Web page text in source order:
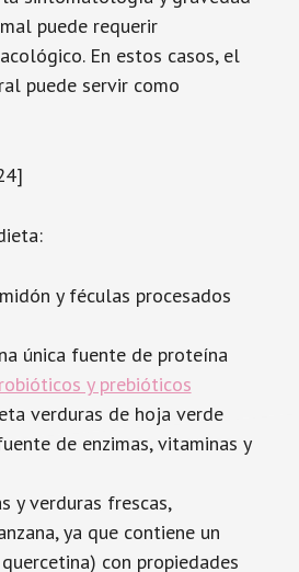
puede requerir
En estos casos, el
puede servir como
y féculas procesados
única fuente de proteína
y prebióticos
verduras de hoja verde
de enzimas, vitaminas y
verduras frescas,
ya que contiene un
con propiedades